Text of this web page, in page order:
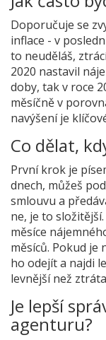
Doporučuje se
inflace - v
to neuděláš,
2020 nastavil
doby, tak v roce
měsíčně v
navýšení je
Co dělat,
První krok je
dnech, můžeš
smlouvu a
ne, je to
měsíce
měsíců. Pokud je
ho odejít a najdi
levnější než
Je lepší
agenturu?